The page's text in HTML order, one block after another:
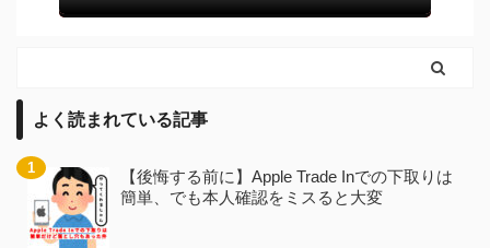
よく読まれている記事
【後悔する前に】Apple Trade Inでの下取りは
簡単、でも本人確認をミスると大変